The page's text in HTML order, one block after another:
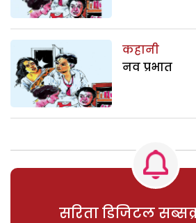
कहानी
नव प्रभात
सरिता डिजिटल